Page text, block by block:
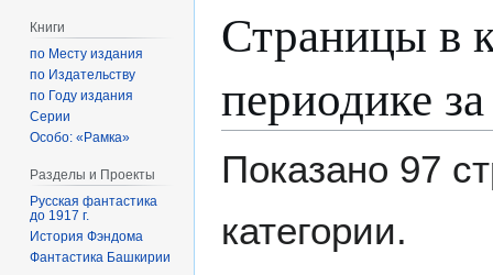
Страницы в
периодике
Показано 97
категории.
Книги
по Месту издания
по Издательству
по Году издания
Серии
Особо: «Рамка»
Разделы и Проекты
Русская фантастика
до 1917 г.
История Фэндома
Фантастика Башкирии